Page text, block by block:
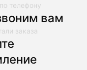
телефону
вам
заказа